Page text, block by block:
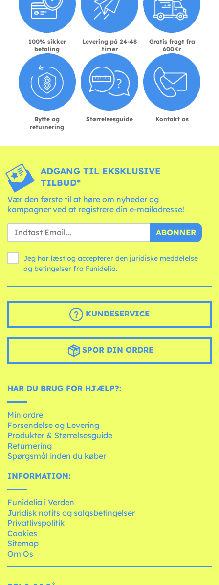
100% sikker
betaling
Levering på 24-48
timer
Gratis fragt fra
600Kr
Bytte og
returnering
Størrelsesguide Kontakt os
ADGANG TIL EKSKLUSIVE
TILBUD*
Vær den første til at høre om nyheder og
kampagner ved at registrere din e-mailadresse!
ABONNER
Jeg har læst og accepterer den juridiske meddelelse
og betingelser fra Funidelia.
KUNDESERVICE
SPOR DIN ORDRE
HAR DU BRUG FOR HJÆLP?:
Min ordre
Forsendelse og Levering
Produkter & Størrelsesguide
Returnering
Spørgsmål inden du køber
INFORMATION:
Funidelia i Verden
Juridisk notits og salgsbetingelser
Privatlivspolitik
Cookies
Sitemap
Om Os